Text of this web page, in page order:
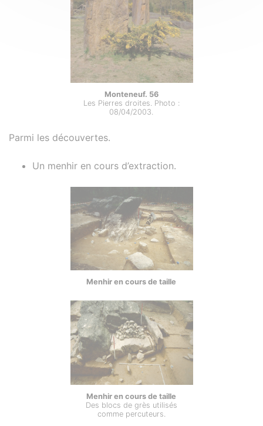
Monteneuf. 56
Les Pierres droites. Photo :
08/04/2003.
Parmi les découvertes.
Un menhir en cours d’extraction.
Menhir en cours de taille
Menhir en cours de taille
Des blocs de grès utilisés
comme percuteurs.